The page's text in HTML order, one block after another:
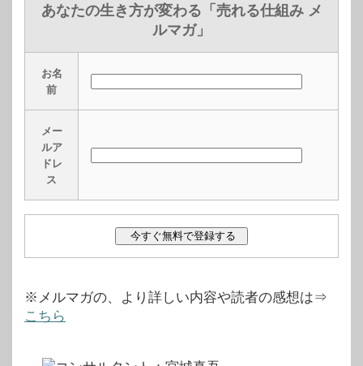
あなたの生き方が変わる「売れる仕組み メ
ルマガ」
お名
前
メー
ルア
ドレ
ス
※メルマガの、より詳しい内容や読者の感想は⇒
こちら